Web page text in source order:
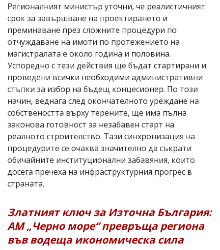
Регионалният министър уточни, че реалистичният
срок за завършване на проектирането и
преминаване през сложните процедури по
отчуждаване на имоти по протежението на
магистралата е около година и половина.
Успоредно с тези действия ще бъдат стартирани и
проведени всички необходими административни
стъпки за избор на бъдещ концесионер. По този
начин, веднага след окончателното уреждане на
собствеността върху терените, ще има пълна
законова готовност за незабавен старт на
реалното строителство. Тази синхронизация на
процедурите се очаква значително да съкрати
обичайните институционални забавяния, които
досега пречеха на инфраструктурния прогрес в
страната.
Златният ключ за Източна България:
АМ „Черно море“ превръща региона
във водеща икономическа сила